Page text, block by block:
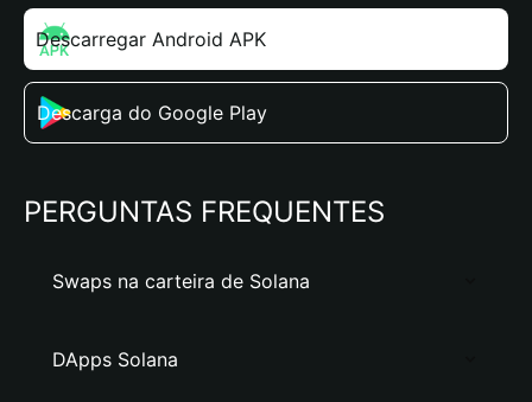
Descarregar Android APK
Descarga do Google Play
PERGUNTAS FREQUENTES
Swaps na carteira de Solana
DApps Solana